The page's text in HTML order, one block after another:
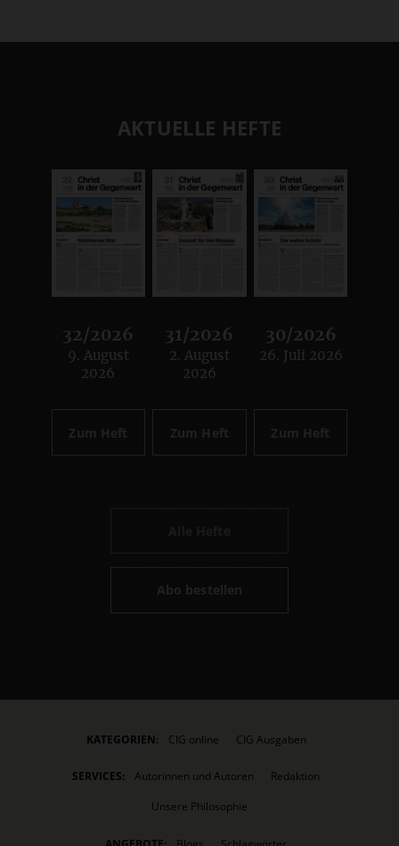
AKTUELLE HEFTE
32/2026
:
9. August
2026
Zum Heft
31/2026
:
2. August
2026
Zum Heft
30/2026
:
26. Juli 2026
Zum Heft
Abo bestellen
KATEGORIEN: CIG online CIG Ausgaben
SERVICES: Autorinnen und Autoren
Redaktion
Unsere Philosophie